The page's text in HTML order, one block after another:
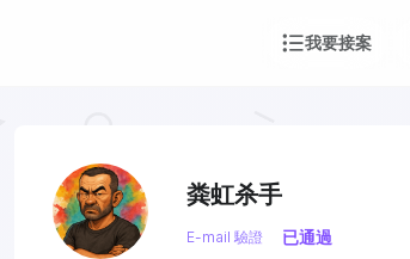
我要接案
粪虹杀手
E-mail 驗證 已通過